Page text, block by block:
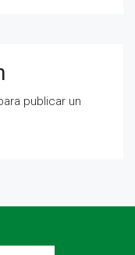
publicar un